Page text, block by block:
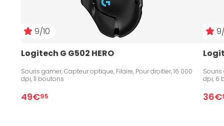
9/10
Logitech G G502 HERO
Souris gamer, Capteur optique, Filaire, Pour droitier, 16 000
dpi, 11 boutons
49€95
Souris
dpi, 6
36€